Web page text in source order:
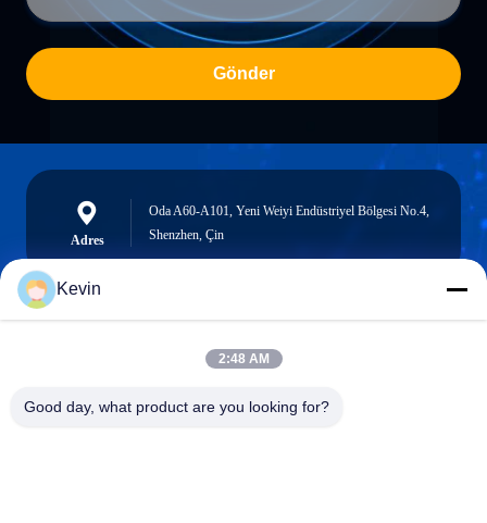
Gönder
Adres
Oda A60-A101, Yeni Weiyi Endüstriyel Bölgesi No.4,
Shenzhen, Çin
info@seethrulcd.com
Kevin
2:48 AM
Good day, what product are you looking for?